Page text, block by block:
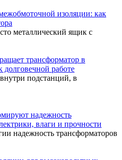
изоляции: как
металлический ящик с
трансформатор в
работе
подстанций, в
надежность
влаги и прочности
надежность трансформаторов